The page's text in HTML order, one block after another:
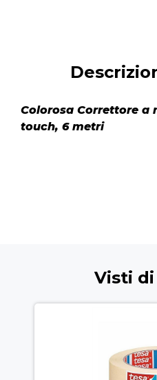
Colorosa Correttore a
touch, 6 metri
Visti